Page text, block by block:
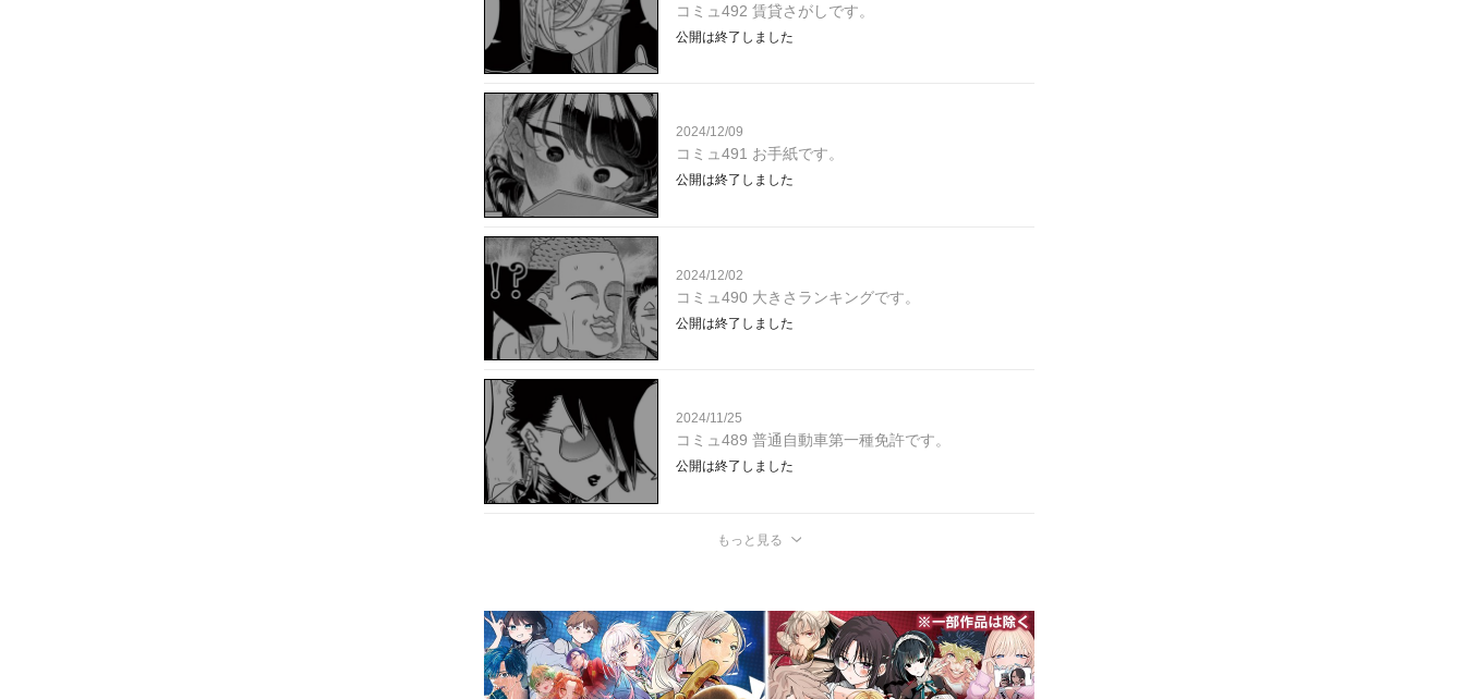
コミュ492 賃貸さがしです。
公開は終了しました
2024/12/09
コミュ491 お手紙です。
公開は終了しました
2024/12/02
コミュ490 大きさランキングです。
公開は終了しました
2024/11/25
コミュ489 普通自動車第一種免許です。
公開は終了しました
もっと見る